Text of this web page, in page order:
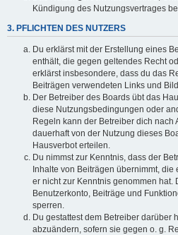
Kündigung des Nutzungsvertrages
3. PFLICHTEN DES NUTZERS
Du erklärst mit der Erstellung eines
enthält, die gegen geltendes Recht
erklärst insbesondere, dass du das
Beiträgen verwendeten Links und
Der Betreiber des Boards übt das
diese Nutzungsbedingungen oder
Regeln kann der Betreiber dich nach
dauerhaft von der Nutzung dieses
Hausverbot erteilen.
Du nimmst zur Kenntnis, dass der
Inhalte von Beiträgen übernimmt, die
er nicht zur Kenntnis genommen hat.
Benutzerkonto, Beiträge und
sperren.
Du gestattest dem Betreiber darüber
abzuändern, sofern sie gegen o. g.